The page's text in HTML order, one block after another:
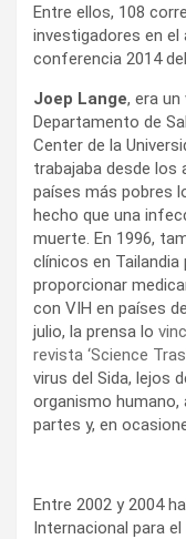
Entre ellos, 108
investigadores en el
conferencia 2014
Joep Lange, era
Departamento de
Center de la
trabajaba desde los
países más pobres
hecho que una
muerte. En 1996,
clínicos en Tailandia
proporcionar
con VIH en países
julio, la prensa lo
revista ‘Science
virus del Sida, lejos
organismo humano,
partes y, en
Entre 2002 y 2004
Internacional para el